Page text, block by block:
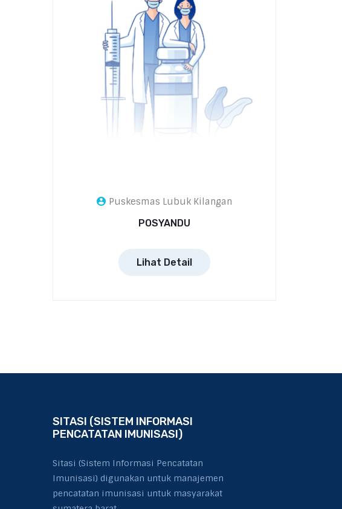
Puskesmas Lubuk Kilangan
POSYANDU
Lihat Detail
SITASI (SISTEM INFORMASI
PENCATATAN IMUNISASI)
Sitasi (Sistem Informasi Pencatatan
Imunisasi) digunakan untuk manajemen
pencatatan imunisasi untuk masyarakat